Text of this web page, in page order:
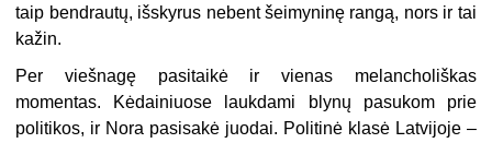
taip bendrautų, išskyrus nebent šeimyninę rangą, nors ir tai
kažin.
Per viešnagę pasitaikė ir vienas melancholiškas
momentas. Kėdainiuose laukdami blynų pasukom prie
politikos, ir Nora pasisakė juodai. Politinė klasė Latvijoje –